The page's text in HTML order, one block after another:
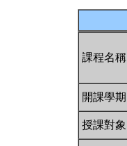
課程名稱
開課學期
授課對象